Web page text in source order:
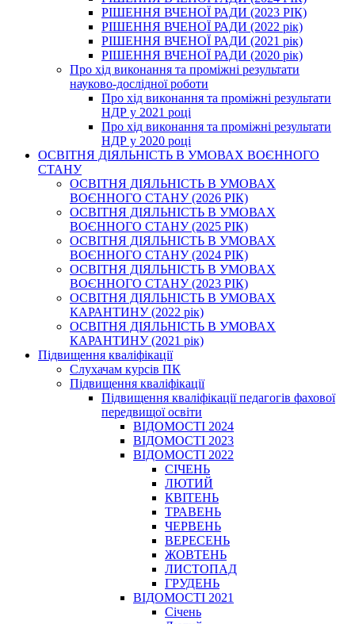
РІШЕННЯ ВЧЕНОЇ РАДИ (2023 РІК)
РІШЕННЯ ВЧЕНОЇ РАДИ (2022 рік)
РІШЕННЯ ВЧЕНОЇ РАДИ (2021 рік)
РІШЕННЯ ВЧЕНОЇ РАДИ (2020 рік)
Про хід виконання та проміжні результати
науково-дослідної роботи
Про хід виконання та проміжні результати
НДР у 2021 році
Про хід виконання та проміжні результати
НДР у 2020 році
ОСВІТНЯ ДІЯЛЬНІСТЬ В УМОВАХ ВОЄННОГО
СТАНУ
ОСВІТНЯ ДІЯЛЬНІСТЬ В УМОВАХ
ВОЄННОГО СТАНУ (2026 РІК)
ОСВІТНЯ ДІЯЛЬНІСТЬ В УМОВАХ
ВОЄННОГО СТАНУ (2025 РІК)
ОСВІТНЯ ДІЯЛЬНІСТЬ В УМОВАХ
ВОЄННОГО СТАНУ (2024 РІК)
ОСВІТНЯ ДІЯЛЬНІСТЬ В УМОВАХ
ВОЄННОГО СТАНУ (2023 РІК)
ОСВІТНЯ ДІЯЛЬНІСТЬ В УМОВАХ
КАРАНТИНУ (2022 рік)
ОСВІТНЯ ДІЯЛЬНІСТЬ В УМОВАХ
КАРАНТИНУ (2021 рік)
Підвищення кваліфікації
Слухачам курсів ПК
Підвищення кваліфікації
Підвищення кваліфікації педагогів фахової
передвищої освіти
ВІДОМОСТІ 2024
ВІДОМОСТІ 2023
ВІДОМОСТІ 2022
СІЧЕНЬ
ЛЮТИЙ
КВІТЕНЬ
ТРАВЕНЬ
ЧЕРВЕНЬ
ВЕРЕСЕНЬ
ЖОВТЕНЬ
ЛИСТОПАД
ГРУДЕНЬ
ВІДОМОСТІ 2021
Січень